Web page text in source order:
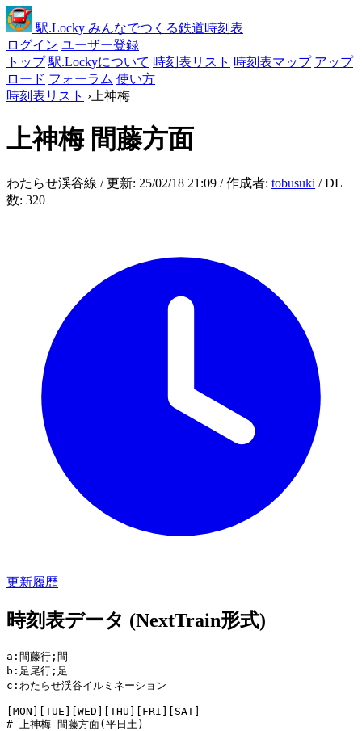
駅.Locky みんなでつくる鉄道時刻表
ログイン ユーザー登録
トップ 駅.Lockyについて 時刻表リスト 時刻表マップ アップ
ロード フォーラム 使い方
時刻表リスト › 上神梅
上神梅 間藤方面
わたらせ渓谷線 / 更新: 25/02/18 21:09 / 作成者: tobusuki / DL
数: 320
更新履歴
時刻表データ (NextTrain形式)
a:間藤行;間
b:足尾行;足
c:わたらせ渓谷イルミネーション
[MON][TUE][WED][THU][FRI][SAT]
# 上神梅 間藤方面(平日土)